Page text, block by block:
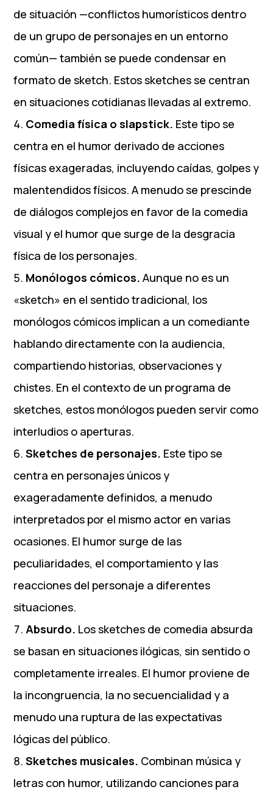
de situación —conflictos humorísticos dentro
de un grupo de personajes en un entorno
común— también se puede condensar en
formato de sketch. Estos sketches se centran
en situaciones cotidianas llevadas al extremo.
Comedia física o slapstick. Este tipo se
centra en el humor derivado de acciones
físicas exageradas, incluyendo caídas, golpes y
malentendidos físicos. A menudo se prescinde
de diálogos complejos en favor de la comedia
visual y el humor que surge de la desgracia
física de los personajes.
Monólogos cómicos. Aunque no es un
«sketch» en el sentido tradicional, los
monólogos cómicos implican a un comediante
hablando directamente con la audiencia,
compartiendo historias, observaciones y
chistes. En el contexto de un programa de
sketches, estos monólogos pueden servir como
interludios o aperturas.
Sketches de personajes. Este tipo se
centra en personajes únicos y
exageradamente definidos, a menudo
interpretados por el mismo actor en varias
ocasiones. El humor surge de las
peculiaridades, el comportamiento y las
reacciones del personaje a diferentes
situaciones.
Absurdo. Los sketches de comedia absurda
se basan en situaciones ilógicas, sin sentido o
completamente irreales. El humor proviene de
la incongruencia, la no secuencialidad y a
menudo una ruptura de las expectativas
lógicas del público.
Sketches musicales. Combinan música y
letras con humor, utilizando canciones para